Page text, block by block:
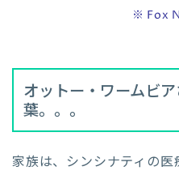
※ Fox
オットー・ワームビ
葉。。。
家族は、シンシナティの